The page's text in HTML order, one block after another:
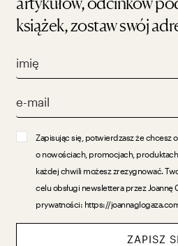
książek, zostaw swój
Zapisując się, potwierdzasz że chcesz
o nowościach, promocjach,
każdej chwili możesz zrezygnować.
celu obsługi newslettera przez Joannę
prywatności: https://
ZAPISZ